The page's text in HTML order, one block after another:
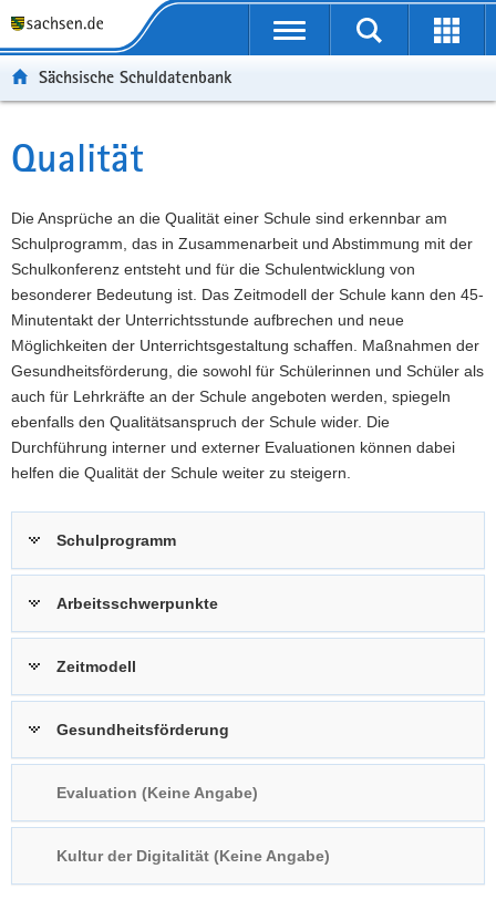
t
ü
e
r
g
r
e
i
f
e
n
d
e
i
g
o
n
r
l
a
v
i
g
a
t
i
o
n
a
t
n
h
a
l
t
W
t
r
e
I
n
f
o
r
m
a
t
i
r
i
c
e
Portalübergreifende
Suche
Sächsische Schuldatenbank
Hauptinhalt
Qualität
Die Ansprüche an die Qualität einer Schule sind erkennbar am
Schulprogramm, das in Zusammenarbeit und Abstimmung mit der
Schulkonferenz entsteht und für die Schulentwicklung von
besonderer Bedeutung ist. Das Zeitmodell der Schule kann den 45-
Minutentakt der Unterrichtsstunde aufbrechen und neue
Möglichkeiten der Unterrichtsgestaltung schaffen. Maßnahmen der
Gesundheitsförderung, die sowohl für Schülerinnen und Schüler als
auch für Lehrkräfte an der Schule angeboten werden, spiegeln
ebenfalls den Qualitätsanspruch der Schule wider. Die
Durchführung interner und externer Evaluationen können dabei
helfen die Qualität der Schule weiter zu steigern.
Schulprogramm
Arbeitsschwerpunkte
Zeitmodell
Gesundheitsförderung
Evaluation (Keine Angabe)
Kultur der Digitalität (Keine Angabe)